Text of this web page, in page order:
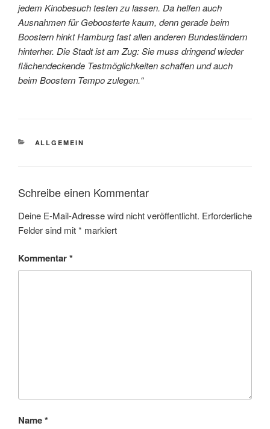
jedem Kinobesuch testen zu lassen. Da helfen auch
Ausnahmen für Geboosterte kaum, denn gerade beim
Boostern hinkt Hamburg fast allen anderen Bundesländern
hinterher. Die Stadt ist am Zug: Sie muss dringend wieder
flächendeckende Testmöglichkeiten schaffen und auch
beim Boostern Tempo zulegen.“
KATEGORIEN
ALLGEMEIN
Schreibe einen Kommentar
Deine E-Mail-Adresse wird nicht veröffentlicht. Erforderliche
Felder sind mit* markiert
Kommentar*
Name*